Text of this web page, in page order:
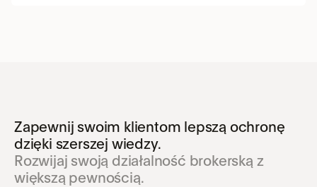
Zapewnij swoim klientom lepszą ochronę
dzięki szerszej wiedzy.
Rozwijaj swoją działalność brokerską z
większą pewnością.